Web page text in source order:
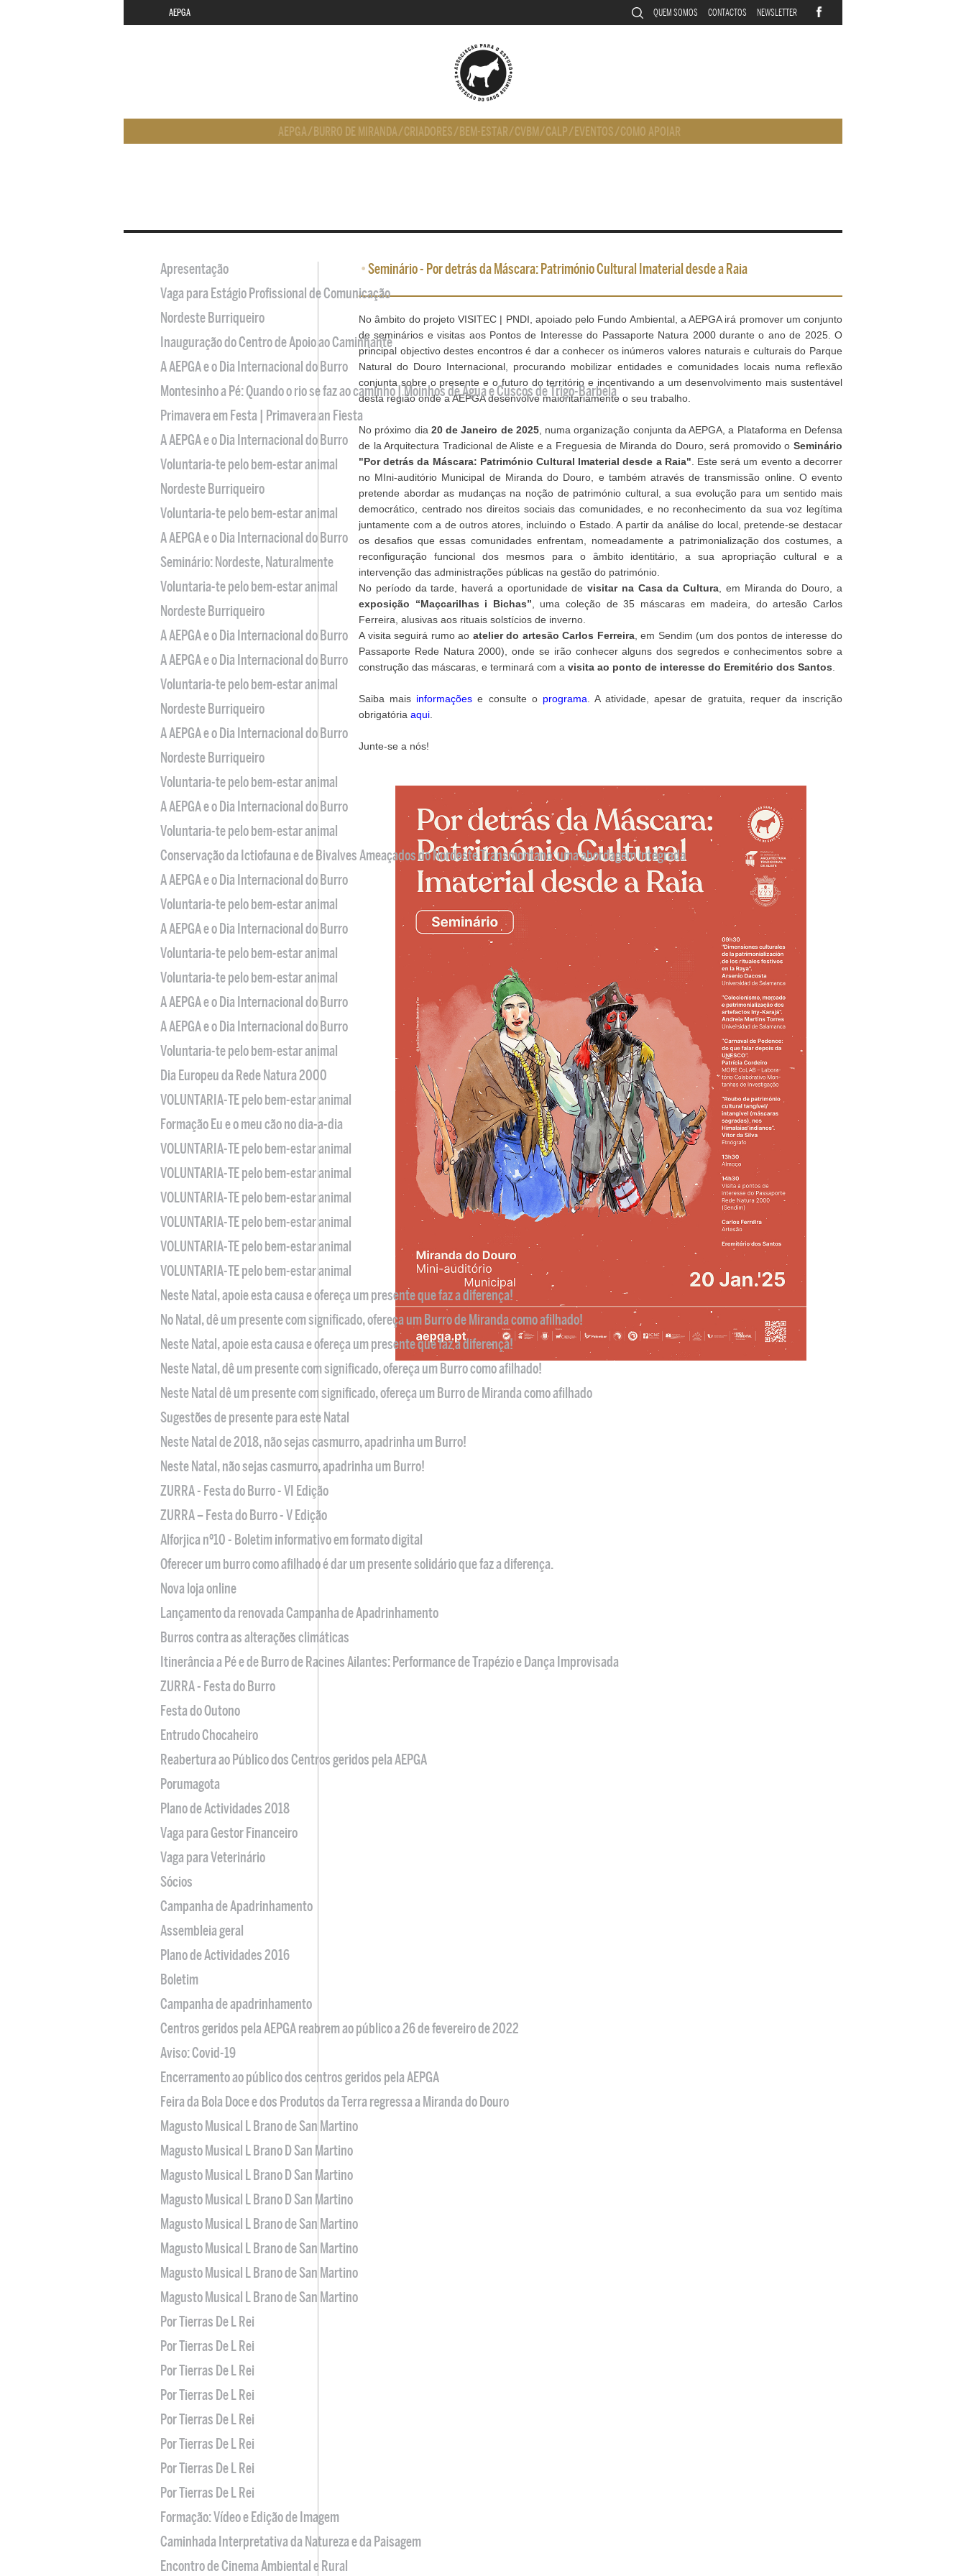
AEPGA QUEM SOMOS CONTACTOS NEWSLETTER
AEPGA/ BURRO DE MIRANDA/CRIADORES/ BEM-ESTAR/CVBM/CALP/ EVENTOS/COMO APOIAR
•Seminário - Por detrás da Máscara: Património Cultural Imaterial desde a Raia
No âmbito do projeto VISITEC | PNDI, apoiado pelo Fundo Ambiental, a AEPGA irá promover um conjunto
de seminários e visitas aos Pontos de Interesse do Passaporte Natura 2000 durante o ano de 2025. O
principal objectivo destes encontros é dar a conhecer os inúmeros valores naturais e culturais do Parque
Natural do Douro Internacional, procurando mobilizar entidades e comunidades locais numa reflexão
conjunta sobre o presente e o futuro do território e incentivando a um desenvolvimento mais sustentável
desta região onde a AEPGA desenvolve maioritariamente o seu trabalho.
No próximo dia 20 de Janeiro de 2025, numa organização conjunta da AEPGA, a Plataforma en Defensa
de la Arquitectura Tradicional de Aliste e a Freguesia de Miranda do Douro, será promovido o Seminário
"Por detrás da Máscara: Património Cultural Imaterial desde a Raia" . Este será um evento a decorrer
no MIni-auditório Municipal de Miranda do Douro, e também através de transmissão online. O evento
pretende abordar as mudanças na noção de património cultural, a sua evolução para um sentido mais
democrático, centrado nos direitos sociais das comunidades, e no reconhecimento da sua voz legítima
juntamente com a de outros atores, incluindo o Estado. A partir da análise do local, pretende-se destacar
os desafios que essas comunidades enfrentam, nomeadamente a patrimonialização dos costumes, a
reconfiguração funcional dos mesmos para o âmbito identitário, a sua apropriação cultural e a
intervenção das administrações públicas na gestão do património.
No período da tarde, haverá a oportunidade devisitar na Casa da Cultura , em Miranda do Douro, a
exposição “Maçcarilhas i Bichas” , uma coleção de 35 máscaras em madeira, do artesão Carlos
Ferreira, alusivas aos rituais solstícios de inverno.
A visita seguirá rumo ao atelier do artesão Carlos Ferreira, em Sendim (um dos pontos de interesse do
Passaporte Rede Natura 2000), onde se irão conhecer alguns dos segredos e conhecimentos sobre a
construção das máscaras, e terminará com a visita ao ponto de interesse do Eremitério dos Santos
Saiba mais informações e consulte o programa . A atividade, apesar de gratuita, requer da inscrição
obrigatória aqui
Junte-se a nós!
Apresentação
Vaga para Estágio Profissional de Comunicação
Nordeste Burriqueiro
Inauguração do Centro de Apoio ao Caminhante
A AEPGA e o Dia Internacional do Burro
Montesinho a Pé: Quando o rio se faz ao caminho | Moinhos de Água e Cuscos de Trigo-Barbela
Primavera em Festa | Primavera an Fiesta
A AEPGA e o Dia Internacional do Burro
Voluntaria-te pelo bem-estar animal
Nordeste Burriqueiro
Voluntaria-te pelo bem-estar animal
A AEPGA e o Dia Internacional do Burro
Seminário: Nordeste, Naturalmente
Voluntaria-te pelo bem-estar animal
Nordeste Burriqueiro
A AEPGA e o Dia Internacional do Burro
A AEPGA e o Dia Internacional do Burro
Voluntaria-te pelo bem-estar animal
Nordeste Burriqueiro
A AEPGA e o Dia Internacional do Burro
Nordeste Burriqueiro
Voluntaria-te pelo bem-estar animal
A AEPGA e o Dia Internacional do Burro
Voluntaria-te pelo bem-estar animal
Conservação da Ictiofauna e de Bivalves Ameaçados do Nordeste Transmontano: uma abordagem integrada
A AEPGA e o Dia Internacional do Burro
Voluntaria-te pelo bem-estar animal
A AEPGA e o Dia Internacional do Burro
Voluntaria-te pelo bem-estar animal
Voluntaria-te pelo bem-estar animal
A AEPGA e o Dia Internacional do Burro
A AEPGA e o Dia Internacional do Burro
Voluntaria-te pelo bem-estar animal
Dia Europeu da Rede Natura 2000
VOLUNTARIA-TE pelo bem-estar animal
Formação Eu e o meu cão no dia-a-dia
VOLUNTARIA-TE pelo bem-estar animal
VOLUNTARIA-TE pelo bem-estar animal
VOLUNTARIA-TE pelo bem-estar animal
VOLUNTARIA-TE pelo bem-estar animal
VOLUNTARIA-TE pelo bem-estar animal
VOLUNTARIA-TE pelo bem-estar animal
Neste Natal, apoie esta causa e ofereça um presente que faz a diferença!
No Natal, dê um presente com significado, ofereça um Burro de Miranda como afilhado!
Neste Natal, apoie esta causa e ofereça um presente que faz a diferença!
Neste Natal, dê um presente com significado, ofereça um Burro como afilhado!
Neste Natal dê um presente com significado, ofereça um Burro de Miranda como afilhado
Sugestões de presente para este Natal
Neste Natal de 2018, não sejas casmurro, apadrinha um Burro!
Neste Natal, não sejas casmurro, apadrinha um Burro!
ZURRA - Festa do Burro - VI Edição
ZURRA – Festa do Burro - V Edição
Alforjica nº10 - Boletim informativo em formato digital
Oferecer um burro como afilhado é dar um presente solidário que faz a diferença.
Nova loja online
Lançamento da renovada Campanha de Apadrinhamento
Burros contra as alterações climáticas
Itinerância a Pé e de Burro de Racines Ailantes: Performance de Trapézio e Dança Improvisada
ZURRA - Festa do Burro
Festa do Outono
Entrudo Chocaheiro
Reabertura ao Público dos Centros geridos pela AEPGA
Porumagota
Plano de Actividades 2018
Vaga para Gestor Financeiro
Vaga para Veterinário
Sócios
Campanha de Apadrinhamento
Assembleia geral
Plano de Actividades 2016
Boletim
Campanha de apadrinhamento
Centros geridos pela AEPGA reabrem ao público a 26 de fevereiro de 2022
Aviso: Covid-19
Encerramento ao público dos centros geridos pela AEPGA
Feira da Bola Doce e dos Produtos da Terra regressa a Miranda do Douro
Magusto Musical L Brano de San Martino
Magusto Musical L Brano D San Martino
Magusto Musical L Brano D San Martino
Magusto Musical L Brano D San Martino
Magusto Musical L Brano de San Martino
Magusto Musical L Brano de San Martino
Magusto Musical L Brano de San Martino
Magusto Musical L Brano de San Martino
Por Tierras De L Rei
Por Tierras De L Rei
Por Tierras De L Rei
Por Tierras De L Rei
Por Tierras De L Rei
Por Tierras De L Rei
Por Tierras De L Rei
Por Tierras De L Rei
Formação: Vídeo e Edição de Imagem
Caminhada Interpretativa da Natureza e da Paisagem
Encontro de Cinema Ambiental e Rural